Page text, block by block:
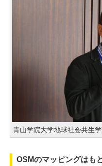
青山学院大学地球社会共生
OSMのマッピングはも